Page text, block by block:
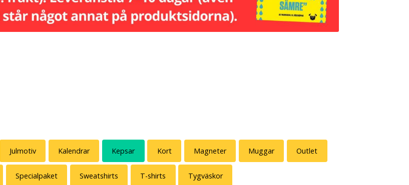
Julmotiv Kalendrar Kepsar Kort Magneter Muggar Outlet
Specialpaket Sweatshirts T-shirts Tygväskor